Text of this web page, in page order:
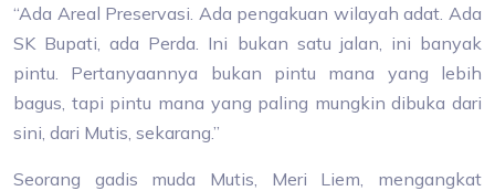
“Ada Areal Preservasi. Ada pengakuan wilayah adat. Ada
SK Bupati, ada Perda. Ini bukan satu jalan, ini banyak
pintu. Pertanyaannya bukan pintu mana yang lebih
bagus, tapi pintu mana yang paling mungkin dibuka dari
sini, dari Mutis, sekarang.”
Seorang gadis muda Mutis, Meri Liem, mengangkat